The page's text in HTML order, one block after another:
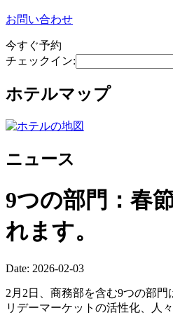
お問い合わせ
今すぐ予約
チェックイン:
ホテルマップ
ニュース
9つの部門：春
れます。
Date: 2026-02-03
2月2日、商務部を含む9つの部
リデーマーケットの活性化、人